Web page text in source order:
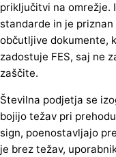
priključitvi na omrežje.
standarde in je
občutljive dokumente,
zadostuje FES, saj ne
zaščite.
Številna podjetja se
bojijo težav pri
sign, poenostavljajo
je brez težav,